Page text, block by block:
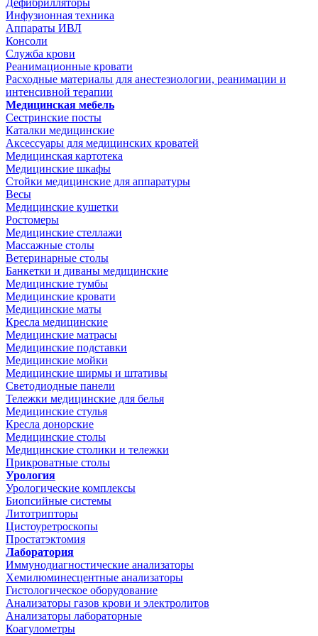
Дефибрилляторы
Инфузионная техника
Аппараты ИВЛ
Консоли
Служба крови
Реанимационные кровати
Расходные материалы для анестезиологии, реанимации и
интенсивной терапии
Медицинская мебель
Сестринские посты
Каталки медицинские
Аксессуары для медицинских кроватей
Медицинская картотека
Медицинские шкафы
Стойки медицинские для аппаратуры
Весы
Медицинские кушетки
Ростомеры
Медицинские стеллажи
Массажные столы
Ветеринарные столы
Банкетки и диваны медицинские
Медицинские тумбы
Медицинские кровати
Медицинские маты
Кресла медицинские
Медицинские матрасы
Медицинские подставки
Медицинские мойки
Медицинские ширмы и штативы
Светодиодные панели
Тележки медицинские для белья
Медицинские стулья
Кресла донорские
Медицинские столы
Медицинские столики и тележки
Прикроватные столы
Урология
Урологические комплексы
Биопсийные системы
Литотрипторы
Цистоуретроскопы
Простатэктомия
Лаборатория
Иммунодиагностические анализаторы
Хемилюминесцентные анализаторы
Гистологическое оборудование
Анализаторы газов крови и электролитов
Анализаторы лабораторные
Коагулометры